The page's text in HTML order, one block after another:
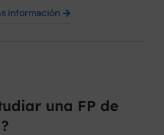
información
una FP de